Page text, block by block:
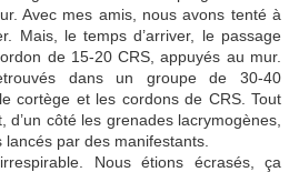
Avec mes amis, nous avons tenté à
Mais, le temps d’arriver, le passage
de 15-20 CRS, appuyés au mur.
dans un groupe de 30-40
cortège et les cordons de CRS. Tout
côté les grenades lacrymogènes,
lancés par des manifestants.
Nous étions écrasés, ça